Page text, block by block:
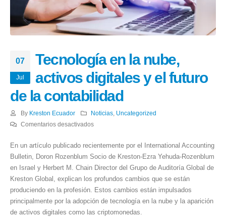
07
Jul
Tecnología en la nube,
activos digitales y el futuro
de la contabilidad
By Kreston Ecuador Noticias Uncategorized
Comentarios desactivadosen
en
la
nube,
activos
digitales
y
el
En un artículo publicado recientemente por el International Accounting
Bulletin, Doron Rozenblum Socio de Kreston-Ezra Yehuda-Rozenblum
en Israel y Herbert M. Chain Director del Grupo de Auditoría Global de
Kreston Global, explican los profundos cambios que se están
produciendo en la profesión. Estos cambios están impulsados ​​
principalmente por la adopción de tecnología en la nube y la aparición
de activos digitales como las criptomonedas.